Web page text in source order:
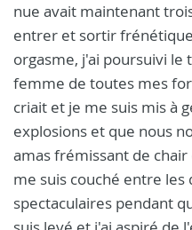
nue avait maintenant
entrer et sortir
orgasme, j'ai poursuivi le
femme de toutes mes
criait et je me suis mis à
explosions et que nous
amas frémissant de
me suis couché entre
spectaculaires pendant